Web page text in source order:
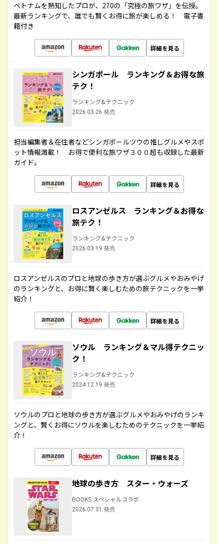
ベトナムを熟知したプロが、270の「究極の旅ワザ」を伝授。
最新ランキングで、誰でも賢くお得に旅が楽しめる！ 電子書
籍付き
詳細を見る
シンガポール ランキング＆お得な旅
テク！
ランキング&テクニック
2026.03.26 発売
担当編集者＆在住者などシンガポールツウの推しグルメやスポ
ット情報満載！ お得で便利な旅ワザ３００超も収録した最新
ガイド。
詳細を見る
ロスアンゼルス ランキング＆お得な
旅テク！
ランキング&テクニック
2026.03.19 発売
ロスアンゼルスのプロと地球の歩き方が選ぶグルメやおみやげ
のランキングと、お得に賢く楽しむための旅テクニックを一挙
紹介！
詳細を見る
ソウル ランキング＆マル得テクニッ
ク！
ランキング&テクニック
2024.12.19 発売
ソウルのプロと地球の歩き方が選ぶグルメやおみやげのランキ
ングと、賢くお得にソウルを楽しむためのテクニックを一挙紹
介！
詳細を見る
地球の歩き方 スター・ウォーズ
BOOKS スペシャルコラボ
2026.07.31 発売